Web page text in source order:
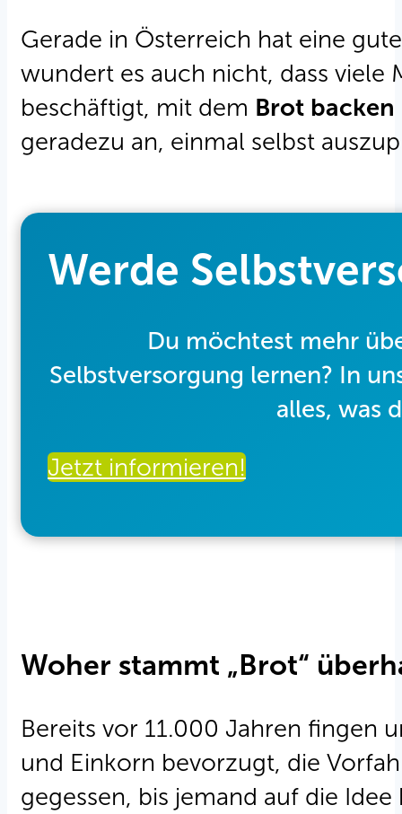
Gerade in Österreich hat eine
wundert es auch nicht, dass viele
beschäftigt, mit dem Brot backen
geradezu an, einmal selbst
Werde
Du möchtest mehr
Selbstversorgung lernen? In
alles, was
Jetzt informieren!
Woher stammt „Brot“
Bereits vor 11.000 Jahren fingen
und Einkorn bevorzugt, die
gegessen, bis jemand auf die